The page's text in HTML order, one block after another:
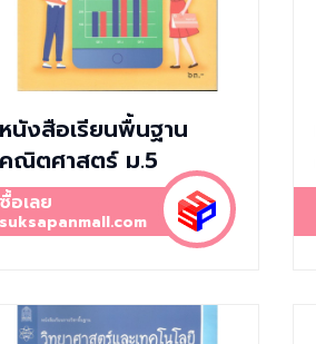
หนังสือเรียนพื้นฐาน
คณิตศาสตร์ ม.5
ซื้อเลย
suksapanmall.com